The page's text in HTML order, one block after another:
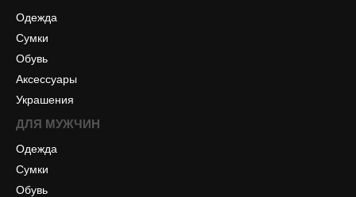
Одежда
Сумки
Обувь
Аксессуары
Украшения
ДЛЯ МУЖЧИН
Одежда
Сумки
Обувь